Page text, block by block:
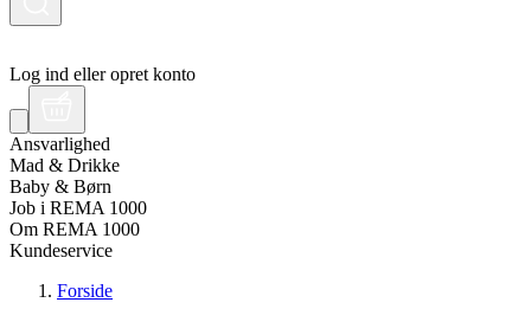
Log ind eller opret konto
Ansvarlighed
Mad & Drikke
Baby & Børn
Job i REMA 1000
Om REMA 1000
Kundeservice
Forside